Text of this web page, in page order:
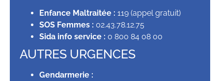
Enfance Maltraitée : 119 (appel gratuit)
SOS Femmes : 02.43.78.12.75
Sida info service : 0 800 84 08 00
AUTRES URGENCES
Gendarmerie :